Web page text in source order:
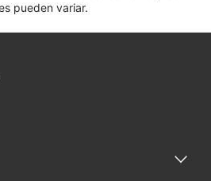
pueden variar.